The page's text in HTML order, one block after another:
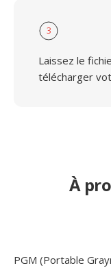
3
Laissez le
télécharger
À
PGM (Portable